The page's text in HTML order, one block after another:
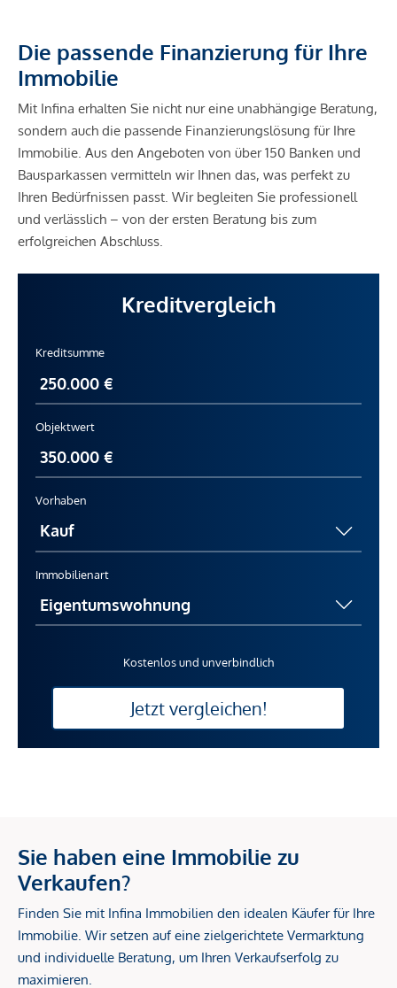
Die passende Finanzierung für Ihre
Immobilie
Mit Infina erhalten Sie nicht nur eine unabhängige Beratung,
sondern auch die passende Finanzierungslösung für Ihre
Immobilie. Aus den Angeboten von über 150 Banken und
Bausparkassen vermitteln wir Ihnen das, was perfekt zu
Ihren Bedürfnissen passt. Wir begleiten Sie professionell
und verlässlich – von der ersten Beratung bis zum
erfolgreichen Abschluss.
Kreditvergleich
Kreditsumme
Objektwert
Vorhaben
Immobilienart
Kostenlos und unverbindlich
Jetzt vergleichen!
Sie haben eine Immobilie zu
Verkaufen?
Finden Sie mit Infina Immobilien den idealen Käufer für Ihre
Immobilie. Wir setzen auf eine zielgerichtete Vermarktung
und individuelle Beratung, um Ihren Verkaufserfolg zu
maximieren.